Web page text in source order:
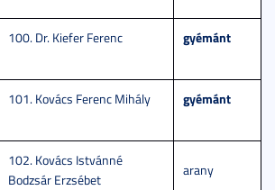
100. Dr. Kiefer Ferenc gyémánt
101. Kovács Ferenc Mihály gyémánt
102. Kovács Istvánné
Bodzsár Erzsébet
arany